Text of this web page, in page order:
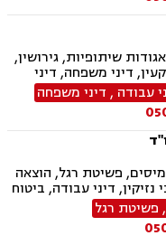
שיתופיות, גירושין,
דיני משפחה, דיני
נזקי גוף, משפט אזרחי,
מושבים וקיבוצים,
הרע, מגרשים
נחלות ומשקים במושבים,
עבודה , דיני משפחה
פשיטת רגל, הוצאה
דיני עבודה, ביטוח
, פשיטת רגל